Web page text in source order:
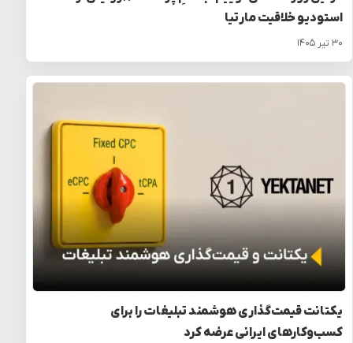
استودیو خلاقیت مارتیا
۳۰ تیر ۱۴۰۵
یکتانت قیمت‌گذاری هوشمند تبلیغات را برای
کسب‌وکارهای ایرانی عرضه کرد